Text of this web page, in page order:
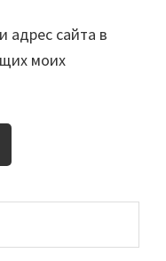
адрес сайта в
моих